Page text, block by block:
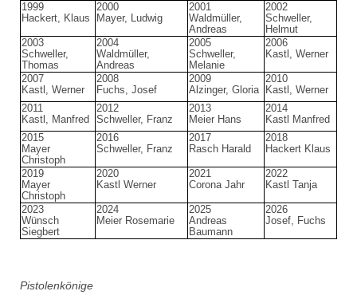
1999
Hackert, Klaus
2000
Mayer, Ludwig
2001
Waldmüller,
Andreas
2002
Schweller,
Helmut
2003
Schweller,
Thomas
2004
Waldmüller,
Andreas
2005
Schweller,
Melanie
2006
Kastl, Werner
2007
Kastl, Werner
2008
Fuchs, Josef
2009
Alzinger, Gloria
2010
Kastl, Werner
2011
Kastl, Manfred
2012
Schweller, Franz
2013
Meier Hans
2014
Kastl Manfred
2015
Mayer
Christoph
2016
Schweller, Franz
2017
Rasch Harald
2018
Hackert Klaus
2019
Mayer
Christoph
2020
Kastl Werner
2021
Corona Jahr
2022
Kastl Tanja
2023
Wünsch
Siegbert
2024
Meier Rosemarie
2025
Andreas
Baumann
2026
Josef, Fuchs
Pistolenkönige